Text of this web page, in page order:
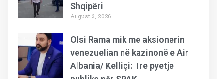
Shqipëri
August 3, 2026
Olsi Rama mik me aksionerin
venezuelian në kazinonë e Air
Albania/ Këlliçi: Tre pyetje